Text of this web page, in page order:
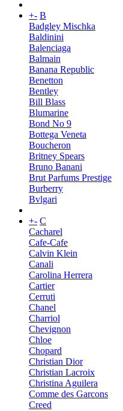
+- B
Badgley Mischka
Baldinini
Balenciaga
Balmain
Banana Republic
Benetton
Bentley
Bill Blass
Blumarine
Bond No 9
Bottega Veneta
Boucheron
Britney Spears
Bruno Banani
Brut Parfums Prestige
Burberry
Bvlgari
+- C
Cacharel
Cafe-Cafe
Calvin Klein
Canali
Carolina Herrera
Cartier
Cerruti
Chanel
Charriol
Chevignon
Chloe
Chopard
Christian Dior
Christian Lacroix
Christina Aguilera
Comme des Garcons
Creed